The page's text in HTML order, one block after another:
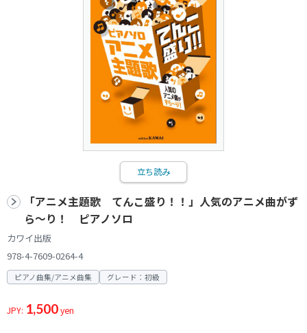
立ち読み
「アニメ主題歌 てんこ盛り！！」人気のアニメ曲がず
ら～り！ ピアノソロ
カワイ出版
978-4-7609-0264-4
ピアノ曲集/アニメ曲集 グレード：初級
JPY: 1,500yen